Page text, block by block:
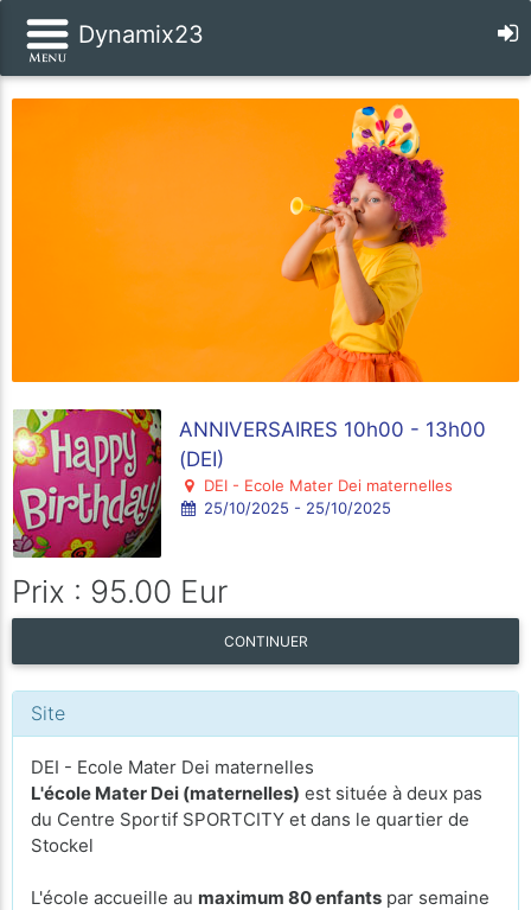
Dynamix23
ANNIVERSAIRES 10h00 - 13h00
(DEI)
DEI - Ecole Mater Dei maternelles
25/10/2025 - 25/10/2025
Prix : 95.00 Eur
CONTINUER
Site
DEI - Ecole Mater Dei maternelles
L'école Mater Dei (maternelles) est située à deux pas
du Centre Sportif SPORTCITY et dans le quartier de
Stockel
L'école accueille au maximum 80 enfants par semaine